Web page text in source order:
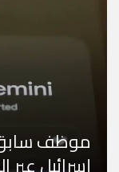
موظف